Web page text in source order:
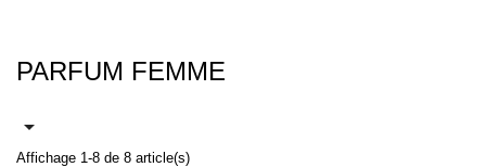
PARFUM FEMME

Affichage 1-8 de 8 article(s)